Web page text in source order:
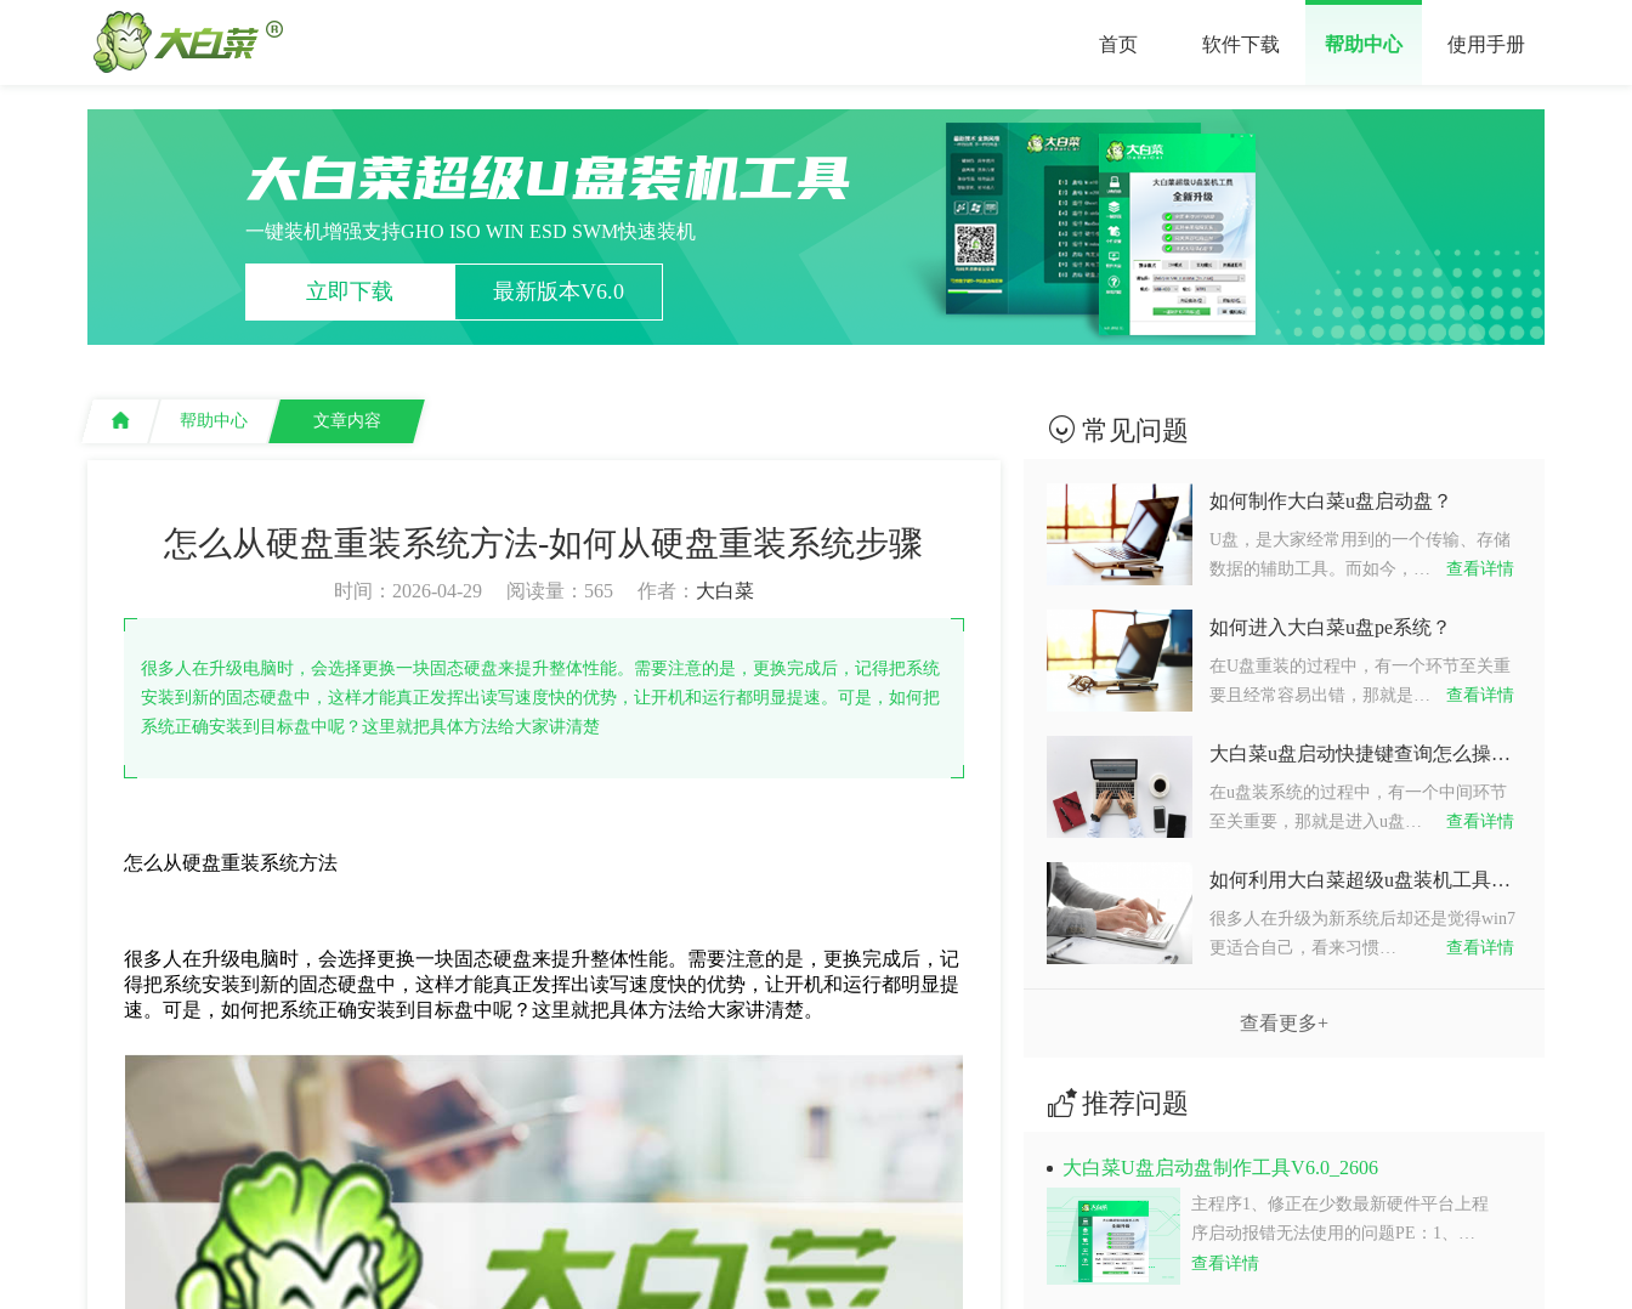
首页 软件下载 帮助中心 使用手册
大白菜超级U盘装机工具
一键装机增强支持GHO ISO WIN ESD SWM快速装机
立即下载 最新版本V6.0
帮助中心 文章内容
怎么从硬盘重装系统方法-如何从硬盘重装系统步骤
时间：2026-04-29 阅读量： 565 作者： 大白菜
很多人在升级电脑时，会选择更换一块固态硬盘来提升整体性能。需要注意的是，更换完成后，记得把系统
安装到新的固态硬盘中，这样才能真正发挥出读写速度快的优势，让开机和运行都明显提速。可是，如何把
系统正确安装到目标盘中呢？这里就把具体方法给大家讲清楚
怎么从硬盘重装系统方法
很多人在升级电脑时，会选择更换一块固态硬盘来提升整体性能。需要注意的是，更换完成后，记
得把系统安装到新的固态硬盘中，这样才能真正发挥出读写速度快的优势，让开机和运行都明显提
速。可是，如何把系统正确安装到目标盘中呢？这里就把具体方法给大家讲清楚。
常见问题
如何制作大白菜u盘启动盘？
U盘，是大家经常用到的一个传输、存储
数据的辅助工具。而如今，…
查看详情
如何进入大白菜u盘pe系统？
在U盘重装的过程中，有一个环节至关重
要且经常容易出错，那就是…
查看详情
大白菜u盘启动快捷键查询怎么操作？
在u盘装系统的过程中，有一个中间环节
至关重要，那就是进入u盘…
查看详情
如何利用大白菜超级u盘装机工具重装系统win7？
很多人在升级为新系统后却还是觉得win7
更适合自己，看来习惯…
查看详情
查看更多+
推荐问题
大白菜U盘启动盘制作工具V6.0_2606
主程序1、修正在少数最新硬件平台上程
序启动报错无法使用的问题PE：1、…
查看详情